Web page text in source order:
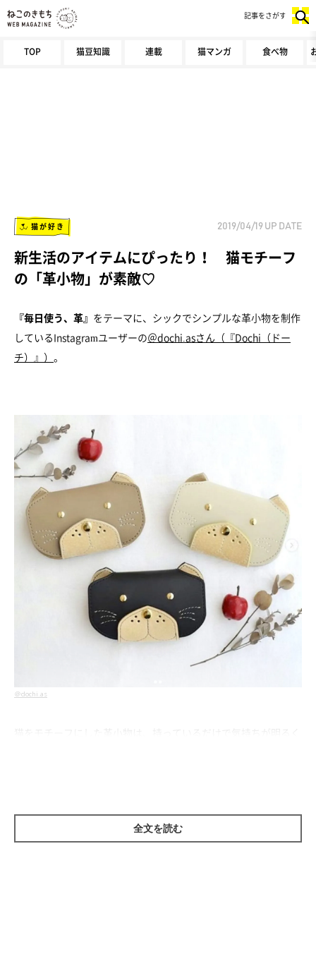
TOP 猫豆知識 連載 猫マンガ 食べ物
記事をさがす
猫が好き 2019/04/19 UP DATE
新生活のアイテムにぴったり！ 猫モチーフ
の「革小物」が素敵♡
『毎日使う、革』 をテーマに、シックでシンプルな革小物を制作
しているInstagramユーザーの＠dochi.asさん（『Dochi（ドー
チ）』） 。
＠dochi.as
全文を読む